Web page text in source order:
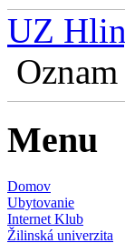
UZ
Menu
Domov
Ubytovanie
Internet Klub
Žilinská univerzita